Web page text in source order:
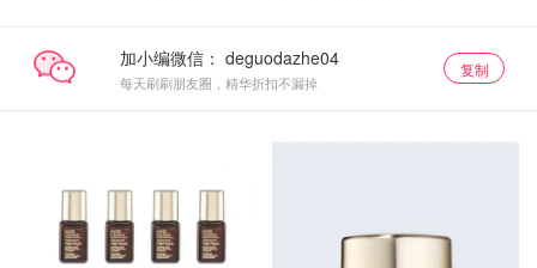
加小编微信：
每天刷刷朋友圈，精华折扣不漏掉
复制